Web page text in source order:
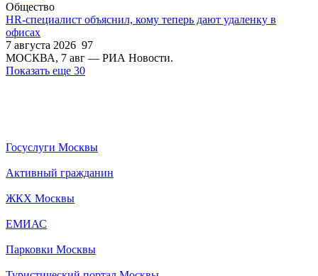
Общество
HR-специалист объяснил, кому теперь дают удаленку в
офисах
7 августа 2026 97
МОСКВА, 7 авг — РИА Новости.
Показать еще 30
Госуслуги Москвы
Активный гражданин
ЖКХ Москвы
ЕМИАС
Парковки Москвы